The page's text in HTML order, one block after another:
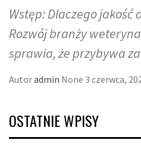
Wstęp: Dlaczego jakość
Rozwój branży
sprawia, że przybywa
Autoradmin None 3 czerwca,
OSTATNIE WPISY